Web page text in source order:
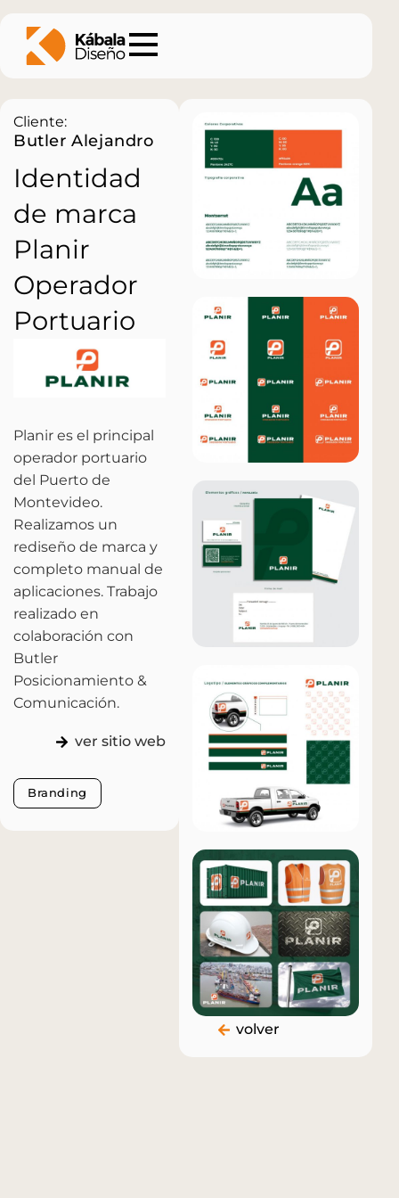
Cliente:
Butler Alejandro
Identidad
de marca
Planir
Operador
Portuario
Planir es el principal
operador portuario
del Puerto de
Montevideo.
Realizamos un
rediseño de marca y
completo manual de
aplicaciones. Trabajo
realizado en
colaboración con
Butler
Posicionamiento &
Comunicación.
ver sitio web
Branding
volver
info@kabala.com.uy